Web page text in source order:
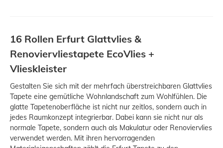
16 Rollen Erfurt Glattvlies &
Renoviervliestapete EcoVlies +
Vlieskleister
Gestalten Sie sich mit der mehrfach überstreichbaren Glattvlies
Tapete eine gemütliche Wohnlandschaft zum Wohlfühlen. Die
glatte Tapetenoberfläche ist nicht nur zeitlos, sondern auch in
jedes Raumkonzept integrierbar. Dabei kann sie nicht nur als
normale Tapete, sondern auch als Makulatur oder Renoviervlies
verwendet werden. Mit ihren hervorragenden